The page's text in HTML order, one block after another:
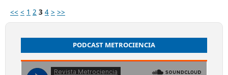
<< < 1 2 3 4 > >>
PODCAST METROCIENCIA